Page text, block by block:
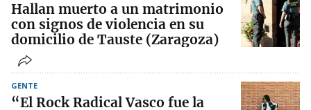
Hallan muerto a un matrimonio
con signos de violencia en su
domicilio de Tauste (Zaragoza)
GENTE
“El Rock Radical Vasco fue la